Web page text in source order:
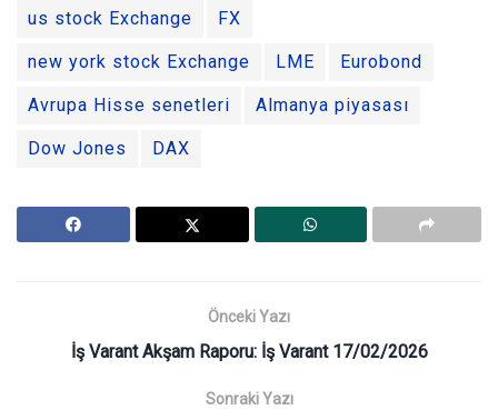
us stock Exchange FX
new york stock Exchange LME Eurobond
Avrupa Hisse senetleri Almanya piyasası
Dow Jones DAX
Önceki Yazı
İş Varant Akşam Raporu: İş Varant 17/02/2026
Sonraki Yazı